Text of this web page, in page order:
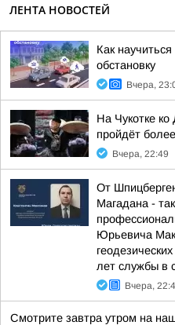
ЛЕНТА НОВОСТЕЙ
Как
обстановку
Вчера,
На Чукотке
пройдёт
Вчера, 22:49
От
Магадана -
Юрьевича
лет службы в
Вчера,
Смотрите завтра утром на